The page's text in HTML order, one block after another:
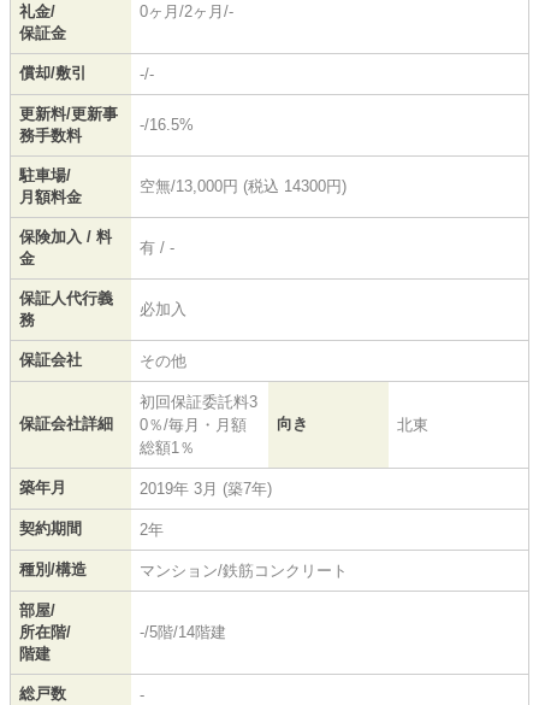
礼金/
保証金
0ヶ月/2ヶ月/-
償却/敷引 -/-
更新料/更新事
務手数料
-/16.5%
駐車場/
月額料金
空無/13,000円 (税込 14300円)
保険加入 / 料
金
有 / -
保証人代行義
務
必加入
保証会社 その他
保証会社詳細
初回保証委託料3
0％/毎月・月額
総額1％
向き 北東
築年月 2019年 3月 (築7年)
契約期間 2年
種別/構造 マンション/鉄筋コンクリート
部屋/
所在階/
階建
-/5階/14階建
総戸数 -